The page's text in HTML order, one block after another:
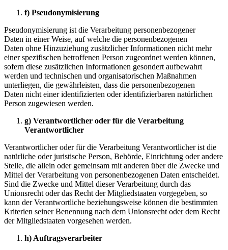
f) Pseudonymisierung
Pseudonymisierung ist die Verarbeitung personenbezogener
Daten in einer Weise, auf welche die personenbezogenen
Daten ohne Hinzuziehung zusätzlicher Informationen nicht mehr
einer spezifischen betroffenen Person zugeordnet werden können,
sofern diese zusätzlichen Informationen gesondert aufbewahrt
werden und technischen und organisatorischen Maßnahmen
unterliegen, die gewährleisten, dass die personenbezogenen
Daten nicht einer identifizierten oder identifizierbaren natürlichen
Person zugewiesen werden.
g) Verantwortlicher oder für die Verarbeitung
Verantwortlicher
Verantwortlicher oder für die Verarbeitung Verantwortlicher ist die
natürliche oder juristische Person, Behörde, Einrichtung oder andere
Stelle, die allein oder gemeinsam mit anderen über die Zwecke und
Mittel der Verarbeitung von personenbezogenen Daten entscheidet.
Sind die Zwecke und Mittel dieser Verarbeitung durch das
Unionsrecht oder das Recht der Mitgliedstaaten vorgegeben, so
kann der Verantwortliche beziehungsweise können die bestimmten
Kriterien seiner Benennung nach dem Unionsrecht oder dem Recht
der Mitgliedstaaten vorgesehen werden.
h) Auftragsverarbeiter